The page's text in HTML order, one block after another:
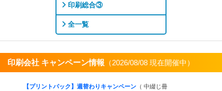
印刷総合③
全一覧
印刷会社 キャンペーン情報 （2026/08/08 現在開催中）
【プリントパック】週替わりキャンペーン （ 中綴じ冊